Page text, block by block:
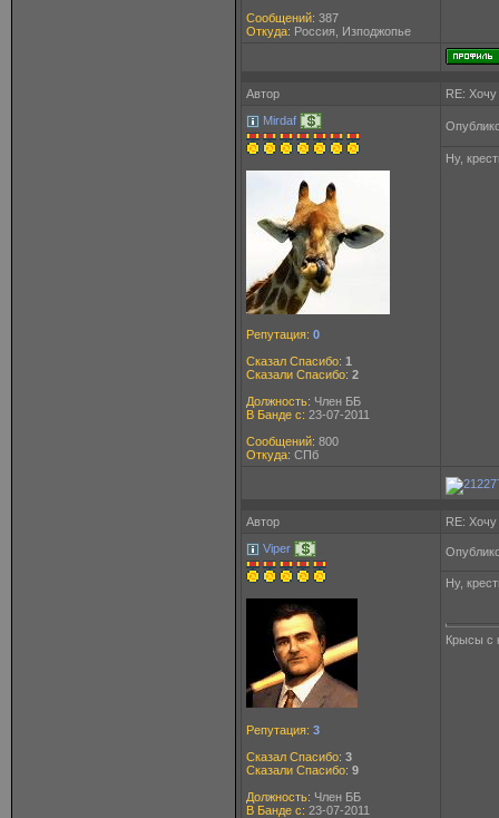
Сообщений: 387
Откуда: Россия, Изподжопье
Автор
RE: Хочу
Mirdaf
Репутация: 0
Сказал Спасибо: 1
Сказали Спасибо: 2
Должность: Член ББ
В Банде с: 23-07-2011
Сообщений: 800
Откуда: СПб
Ну,
Автор
RE: Хочу
Viper
Репутация: 3
Сказал Спасибо: 3
Сказали Спасибо: 9
Должность: Член ББ
В Банде с: 23-07-2011
Ну,
Крысы с